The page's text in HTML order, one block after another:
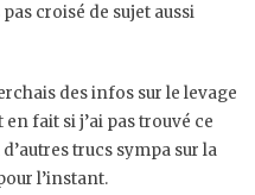
croisé de sujet aussi
des infos sur le levage
fait si j’ai pas trouvé ce
trucs sympa sur la
l’instant.